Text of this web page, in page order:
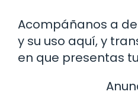
Acompáñanos a
y su uso aquí, y
en que presentas